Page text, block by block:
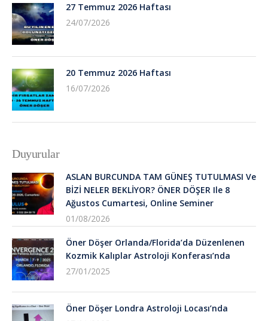
27 Temmuz 2026 Haftası
24/07/2026
20 Temmuz 2026 Haftası
16/07/2026
Duyurular
ASLAN BURCUNDA TAM GÜNEŞ TUTULMASI Ve
BİZİ NELER BEKLİYOR? ÖNER DÖŞER Ile 8
Ağustos Cumartesi, Online Seminer
01/08/2026
Öner Döşer Orlanda/Florida’da Düzenlenen
Kozmik Kalıplar Astroloji Konferası’nda
27/01/2025
Öner Döşer Londra Astroloji Locası’nda